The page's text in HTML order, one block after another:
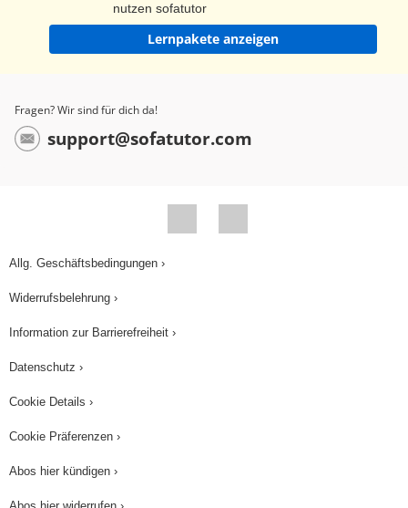
nutzen sofatutor
Lernpakete anzeigen
Fragen? Wir sind für dich da!
support@sofatutor.com
Allg. Geschäftsbedingungen ›
Widerrufsbelehrung ›
Information zur Barrierefreiheit ›
Datenschutz ›
Cookie Details ›
Cookie Präferenzen ›
Abos hier kündigen ›